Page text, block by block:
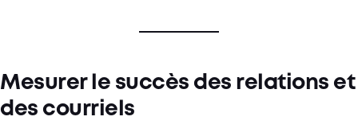
Mesurer le succès des relations et
des courriels